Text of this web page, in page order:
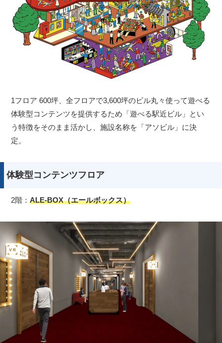
1フロア 600坪、全フロアで3,600坪のビル丸々使って遊べる
体験型コンテンツを提供するため「遊べる駅近ビル」とい
う特徴をそのまま活かし、施設名称を「アソビル」に決
定。
体験型コンテンツフロア
2階：ALE-BOX（エールボックス）